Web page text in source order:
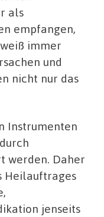
als
empfangen,
immer
und
nicht nur das
Instrumenten
werden. Daher
Heilauftrages
jenseits